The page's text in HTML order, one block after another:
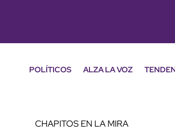
POLÍTICOS ALZA LA VOZ
CHAPITOS EN LA MIRA